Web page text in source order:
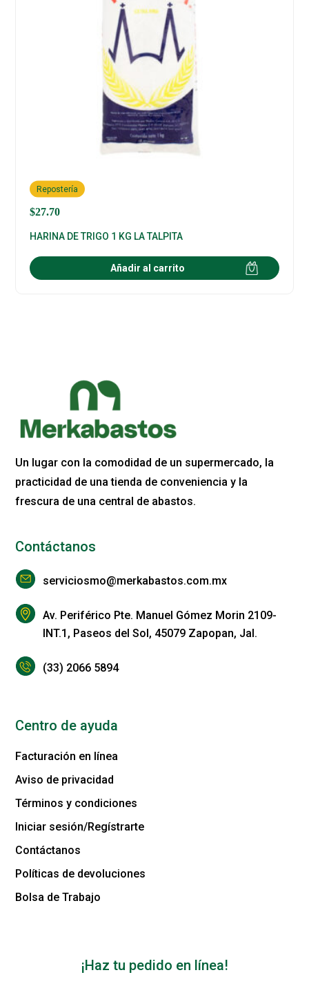
$27.70
Repostería
HARINA DE TRIGO 1 KG LA TALPITA
Añadir al carrito
Un lugar con la comodidad de un supermercado, la
practicidad de una tienda de conveniencia y la
frescura de una central de abastos.
Contáctanos
serviciosmo@merkabastos.com.mx
Av. Periférico Pte. Manuel Gómez Morin 2109-
INT.1, Paseos del Sol, 45079 Zapopan, Jal.
(33) 2066 5894
Centro de ayuda
Facturación en línea
Aviso de privacidad
Términos y condiciones
Iniciar sesión/Regístrarte
Contáctanos
Políticas de devoluciones
Bolsa de Trabajo
¡Haz tu pedido en línea!